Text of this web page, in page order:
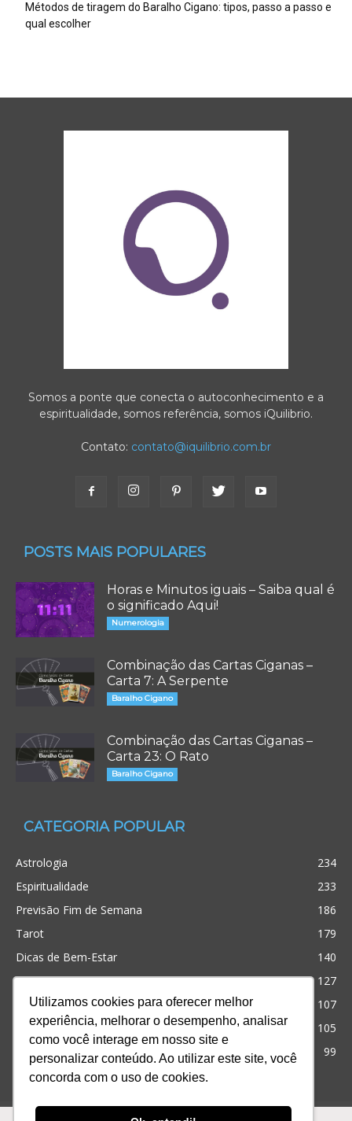
Utilizamos cookies para oferecer melhor
experiência, melhorar o desempenho, analisar
como você interage em nosso site e
personalizar conteúdo. Ao utilizar este site, você
concorda com o uso de cookies.
Métodos de tiragem do Baralho Cigano: tipos, passo a passo e
qual escolher
Somos a ponte que conecta o autoconhecimento e a
espiritualidade, somos referência, somos iQuilibrio.
Contato: contato@iquilibrio.com.br
POSTS MAIS POPULARES
Horas e Minutos iguais – Saiba qual é
o significado Aqui!
Numerologia
Combinação das Cartas Ciganas –
Carta 7: A Serpente
Baralho Cigano
Combinação das Cartas Ciganas –
Carta 23: O Rato
Baralho Cigano
CATEGORIA POPULAR
Astrologia
234
Espiritualidade
233
Previsão Fim de Semana
186
Tarot
179
Dicas de Bem-Estar
140
Cristianismo
127
Simpatias
107
Significado dos sonhos
105
99